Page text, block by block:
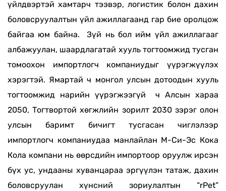
үйлдвэртэй хамтарч тээвэр, логистик болон дахин
боловсруулалтын үйл ажиллагаанд гар бие оролцож
байгаа юм байна. Зүй нь бол ийм үйл ажиллагааг
албажуулан, шаардлагатай хууль тогтоомжид тусган
томоохон импортлогч компаниудыг үүрэгжүүлэх
хэрэгтэй. Ямартай ч монгол улсын дотоодын хууль
тогтоомжид нарийн үүрэгжээгүй ч Алсын хараа
2050, Тогтвортой хөгжлийн зорилт 2030 зэрэг олон
улсын баримт бичигт тусгасан чиглэлээр
импортлогч компаниудаа манлайлан М-Си-Эс Кока
Кола компани нь өөрсдийн импортоор оруулж ирсэн
бүх ус, ундааны хуванцараа эргүүлэн татаж, дахин
боловсруулан хүнсний зориулалтын “rPet”